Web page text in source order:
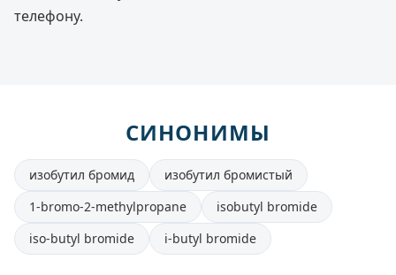
телефону.
СИНОНИМЫ
изобутил бромид
изобутил бромистый
1-bromo-2-methylpropane
isobutyl bromide
iso-butyl bromide
i-butyl bromide